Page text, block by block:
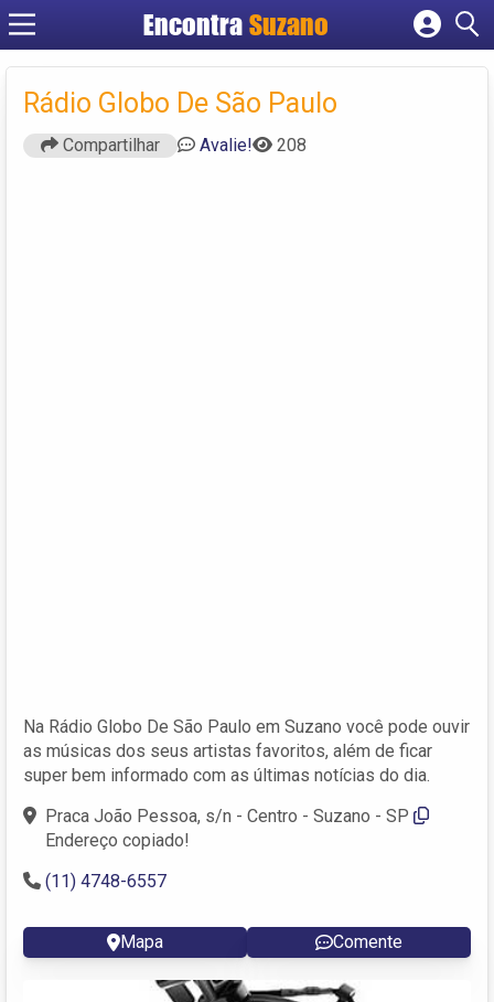
EncontraSuzano
Cadastrar empresa
Fazer login
Criar conta
Rádio Globo De São Paulo
Compartilhar Avalie! 208
Na Rádio Globo De São Paulo em Suzano você pode ouvir
as músicas dos seus artistas favoritos, além de ficar
super bem informado com as últimas notícias do dia.
Praca João Pessoa, s/n - Centro - Suzano - SP
Endereço copiado!
(11) 4748-6557
Mapa Comente